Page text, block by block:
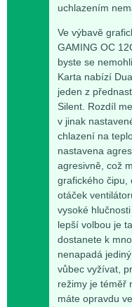
uchlazením
Ve výbavě
GAMING OC
byste se
Karta nabízí
jeden z
Silent. Rozdíl
v jinak
chlazení na
nastavena
agresivně, což
grafického čipu,
otáček
vysoké
lepší volbou je
dostanete k
nenapadá
vůbec vyžívat,
režimy je téměř
máte opravdu